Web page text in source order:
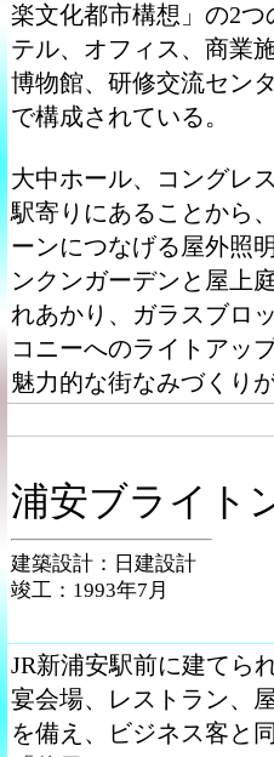
楽文化都市構想」の2
テル、オフィス、商業
博物館、研修交流セン
で構成されている。
大中ホール、コングレ
駅寄りにあることから
ーンにつなげる屋外照
ンクンガーデンと屋上
れあかり、ガラスブロ
コニーへのライトアッ
魅力的な街なみづくり
浦安ブライト
建築設計：日建設計
竣工：1993年7月
JR新浦安駅前に建てら
宴会場、レストラン、
を備え、ビジネス客と